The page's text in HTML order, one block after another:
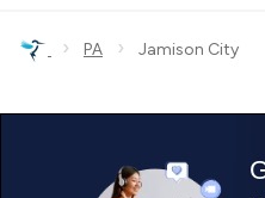
› PA › Jamison City